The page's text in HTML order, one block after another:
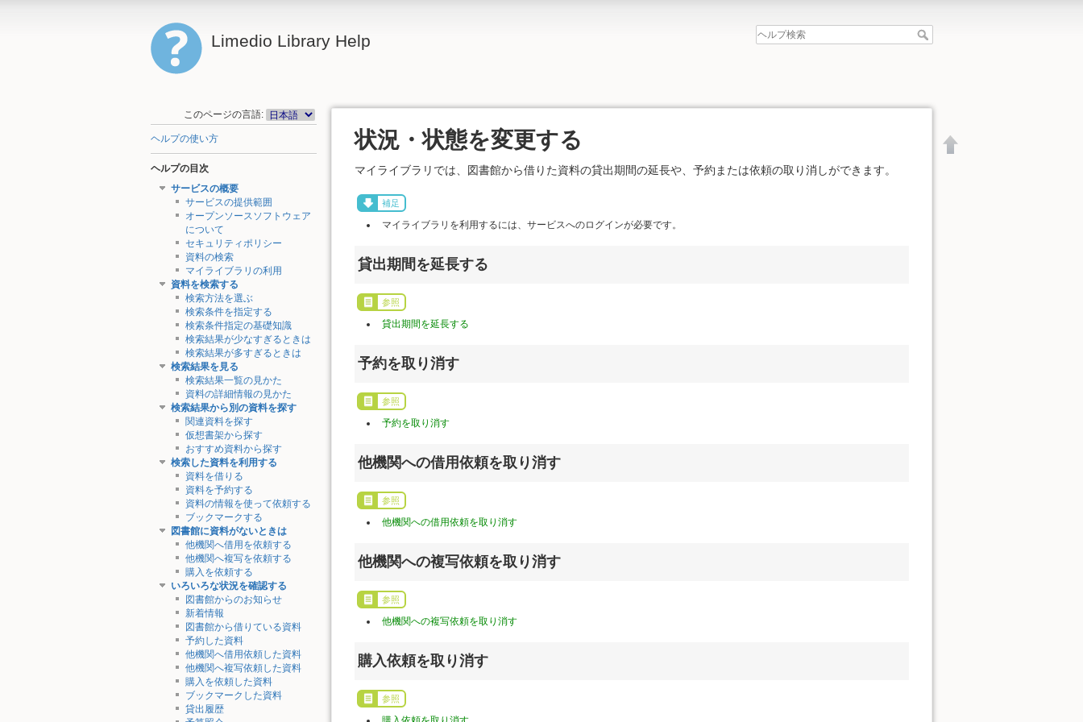
Limedio Library Help
このページの言語:
ヘルプの使い方
ヘルプの目次
サービスの概要
サービスの提供範囲
オープンソースソフトウェア
について
セキュリティポリシー
資料の検索
マイライブラリの利用
資料を検索する
検索方法を選ぶ
検索条件を指定する
検索条件指定の基礎知識
検索結果が少なすぎるときは
検索結果が多すぎるときは
検索結果を見る
検索結果一覧の見かた
資料の詳細情報の見かた
検索結果から別の資料を探す
関連資料を探す
仮想書架から探す
おすすめ資料から探す
検索した資料を利用する
資料を借りる
資料を予約する
資料の情報を使って依頼する
ブックマークする
図書館に資料がないときは
他機関へ借用を依頼する
他機関へ複写を依頼する
購入を依頼する
いろいろな状況を確認する
図書館からのお知らせ
新着情報
図書館から借りている資料
予約した資料
他機関へ借用依頼した資料
他機関へ複写依頼した資料
購入を依頼した資料
ブックマークした資料
貸出履歴
状況・状態を変更する
マイライブラリでは、図書館から借りた資料の貸出期間の延長や、予約または依頼の取り消しができます。
補足
マイライブラリを利用するには、サービスへのログインが必要です。
貸出期間を延長する
参照
貸出期間を延長する
予約を取り消す
参照
予約を取り消す
他機関への借用依頼を取り消す
参照
他機関への借用依頼を取り消す
他機関への複写依頼を取り消す
参照
他機関への複写依頼を取り消す
購入依頼を取り消す
参照